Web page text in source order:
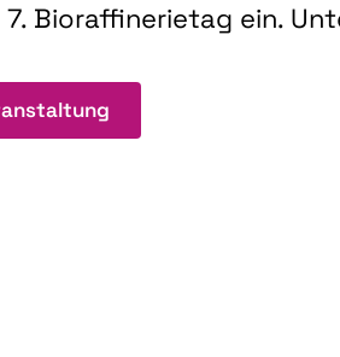
7. Bioraffinerietag ein.
: 7. Bioraffinerietag